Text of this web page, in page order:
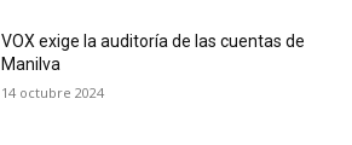
VOX exige la auditoría de las cuentas de
Manilva
14 octubre 2024